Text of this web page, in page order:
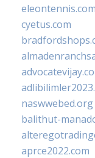
eleontennis.com
cyetus.com
naswwebed.org
balithut-
aprce2022.com